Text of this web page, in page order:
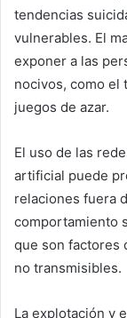
tendencias
vulnerables. El
exponer a las
nocivos, como el
juegos de azar.
El uso de las
artificial puede
relaciones fuera
comportamiento
que son factores
no transmisibles.
La explotación y